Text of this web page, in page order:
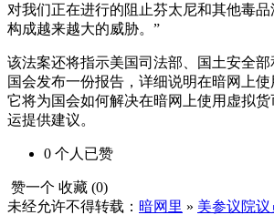
对我们正在进行的阻止芬太尼和其他毒
构成越来越大的威胁。”
该法案还将指示美国司法部、国土安全
国会发布一份报告，详细说明在暗网上使
它将为国会如何解决在暗网上使用虚拟
运提供建议。
0 个人 已赞
赞一个 收藏 (0)
未经允许不得转载： 暗网里 » 美参议院